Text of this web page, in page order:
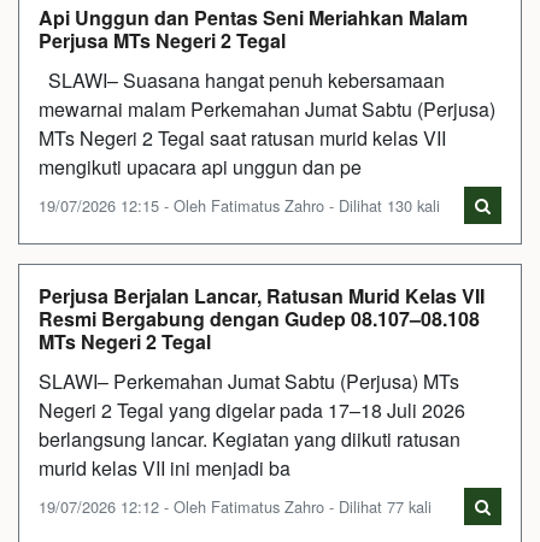
Api Unggun dan Pentas Seni Meriahkan Malam
Perjusa MTs Negeri 2 Tegal
SLAWI– Suasana hangat penuh kebersamaan
mewarnai malam Perkemahan Jumat Sabtu (Perjusa)
MTs Negeri 2 Tegal saat ratusan murid kelas VII
mengikuti upacara api unggun dan pe
19/07/2026 12:15 - Oleh Fatimatus Zahro - Dilihat 130 kali
Perjusa Berjalan Lancar, Ratusan Murid Kelas VII
Resmi Bergabung dengan Gudep 08.107–08.108
MTs Negeri 2 Tegal
SLAWI– Perkemahan Jumat Sabtu (Perjusa) MTs
Negeri 2 Tegal yang digelar pada 17–18 Juli 2026
berlangsung lancar. Kegiatan yang diikuti ratusan
murid kelas VII ini menjadi ba
19/07/2026 12:12 - Oleh Fatimatus Zahro - Dilihat 77 kali